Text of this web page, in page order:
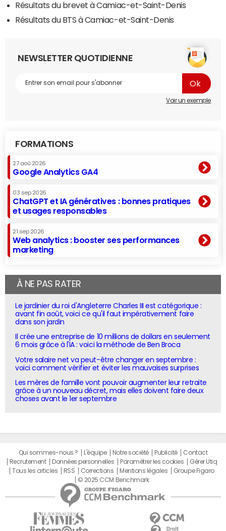
Résultats du brevet à Camiac-et-Saint-Denis
Résultats du BTS à Camiac-et-Saint-Denis
NEWSLETTER QUOTIDIENNE
Voir un exemple
FORMATIONS
27 aoû 2026
Google Analytics GA4
03 sep 2026
ChatGPT et IA génératives : bonnes pratiques
et usages responsables
21 sep 2026
Web analytics : booster ses performances
marketing
À NE PAS RATER
Le jardinier du roi d'Angleterre Charles III est catégorique :
avant fin août, voici ce qu'il faut impérativement faire
dans son jardin
Il crée une entreprise de 10 millions de dollars en seulement
6 mois grâce à l'IA : voici la méthode de Ben Broca
Votre salaire net va peut-être changer en septembre :
voici comment vérifier et éviter les mauvaises surprises
Les mères de famille vont pouvoir augmenter leur retraite
grâce à un nouveau décret, mais elles doivent faire deux
choses avant le 1er septembre
Qui sommes-nous ? L'équipe Notre société Publicité
Contact
Recrutement
Données personnelles Paramétrer les cookies
Gérer Utiq
Tous les articles
RSS Corrections Mentions légales
Groupe Figaro
© 2025 CCM Benchmark